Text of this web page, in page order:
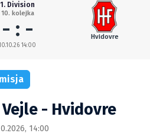
1. Division
10. kolejka
- : -
14:00
Hvidovre
- Hvidovre
14:00